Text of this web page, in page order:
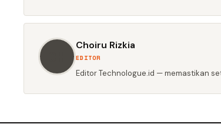
Choiru Rizkia
EDITOR
Editor Technologue.id — memastikan